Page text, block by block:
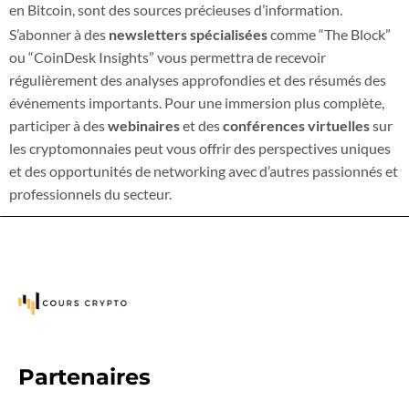
en Bitcoin, sont des sources précieuses d’information.
S’abonner à des newsletters spécialiséescomme “The Block”
ou “CoinDesk Insights” vous permettra de recevoir
régulièrement des analyses approfondies et des résumés des
événements importants. Pour une immersion plus complète,
participer à deswebinaireset desconférences virtuellessur
les cryptomonnaies peut vous offrir des perspectives uniques
et des opportunités de networking avec d’autres passionnés et
professionnels du secteur.
Partenaires